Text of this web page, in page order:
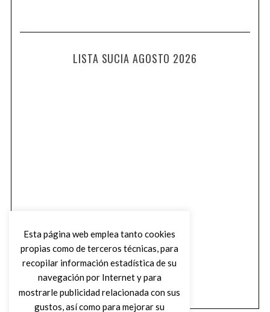
LISTA SUCIA AGOSTO 2026
Esta página web emplea tanto cookies
propias como de terceros técnicas, para
recopilar información estadística de su
navegación por Internet y para
mostrarle publicidad relacionada con sus
gustos, así como para mejorar su